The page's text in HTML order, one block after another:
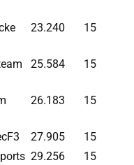
23.240 15
25.584 15
26.183 15
27.905
15
29.256 15